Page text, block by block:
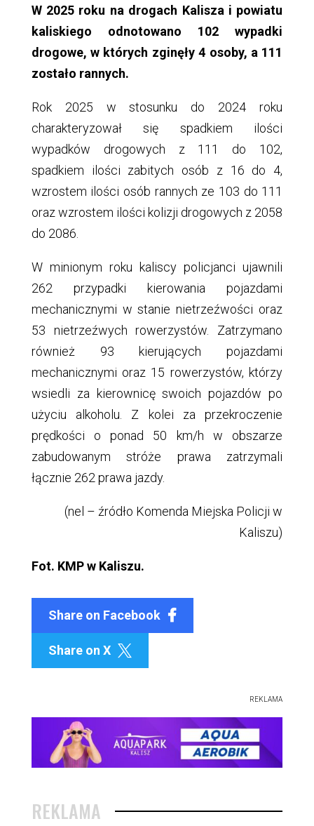
W 2025 roku na drogach Kalisza i powiatu
kaliskiego odnotowano 102 wypadki
drogowe, w których zginęły 4 osoby, a 111
zostało rannych.
Rok 2025 w stosunku do 2024 roku
charakteryzował się spadkiem ilości
wypadków drogowych z 111 do 102,
spadkiem ilości zabitych osób z 16 do 4,
wzrostem ilości osób rannych ze 103 do 111
oraz wzrostem ilości kolizji drogowych z 2058
do 2086.
W minionym roku kaliscy policjanci ujawnili
262 przypadki kierowania pojazdami
mechanicznymi w stanie nietrzeźwości oraz
53 nietrzeźwych rowerzystów. Zatrzymano
również 93 kierujących pojazdami
mechanicznymi oraz 15 rowerzystów, którzy
wsiedli za kierownicę swoich pojazdów po
użyciu alkoholu. Z kolei za przekroczenie
prędkości o ponad 50 km/h w obszarze
zabudowanym stróże prawa zatrzymali
łącznie 262 prawa jazdy.
(nel – źródło Komenda Miejska Policji w
Kaliszu)
Fot. KMP w Kaliszu.
Share on Facebook
Share on X 
REKLAMA
REKLAMA